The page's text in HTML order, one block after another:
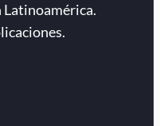
Latinoamérica.